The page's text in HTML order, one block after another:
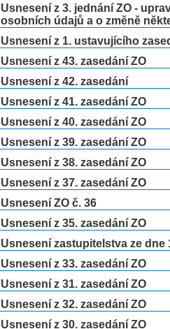
Usnesení z 3. jednání ZO -
osobních údajů a o změně
Usnesení z 1. ustavujícího
Usnesení z 43. zasedání ZO
Usnesení z 42. zasedání
Usnesení z 41. zasedání ZO
Usnesení z 40. zasedání ZO
Usnesení z 39. zasedání ZO
Usnesení z 38. zasedání ZO
Usnesení z 37. zasedání ZO
Usnesení ZO č. 36
Usnesení z 35. zasedání ZO
Usnesení zastupitelstva ze dne
Usnesení z 33. zasedání ZO
Usnesení z 31. zasedání ZO
Usnesení z 32. zasedání ZO
Usnesení z 30. zasedání ZO